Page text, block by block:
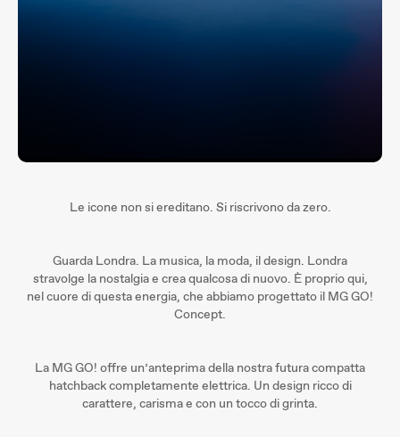
Le icone non si ereditano. Si riscrivono da zero.
Guarda Londra. La musica, la moda, il design. Londra
stravolge la nostalgia e crea qualcosa di nuovo. È proprio qui,
nel cuore di questa energia, che abbiamo progettato il MG GO!
Concept.
La MG GO! offre un’anteprima della nostra futura compatta
hatchback completamente elettrica. Un design ricco di
carattere, carisma e con un tocco di grinta.